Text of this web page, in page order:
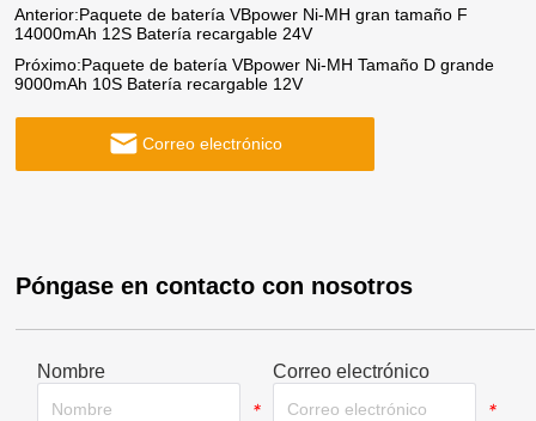
Anterior:Paquete de batería VBpower Ni-MH gran tamaño F
14000mAh 12S Batería recargable 24V
Próximo:Paquete de batería VBpower Ni-MH Tamaño D grande
9000mAh 10S Batería recargable 12V
Correo electrónico
Póngase en contacto con nosotros
Nombre
*
Correo electrónico
*